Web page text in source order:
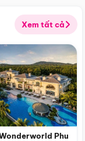
Xem tất cả
Phu